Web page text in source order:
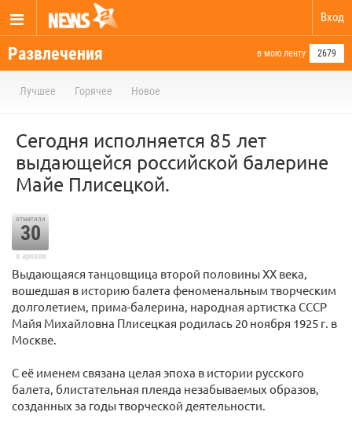
Вход
Развлечения в мою ленту 2679
Лучшее Горячее Новое
Сегодня исполняется 85 лет
выдающейся российской балерине
Майе Плисецкой.
отметили
30
в архиве
Выдающаяся танцовщица второй половины XX века,
вошедшая в историю балета феноменальным творческим
долголетием, прима-балерина, народная артистка СССР
Майя Михайловна Плисецкая родилась 20 ноября 1925 г. в
Москве.
С её именем связана целая эпоха в истории русского
балета, блистательная плеяда незабываемых образов,
созданных за годы творческой деятельности.